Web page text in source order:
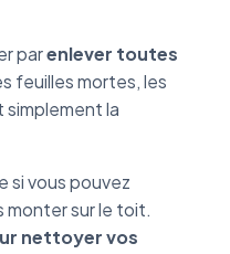
parenlever toutes
feuilles mortes, les
la
si vous pouvez
monter sur le toit.
nettoyer vos